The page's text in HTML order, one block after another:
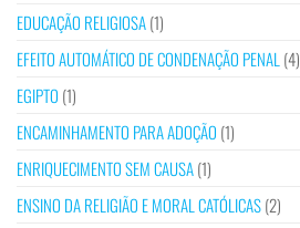
EDUCAÇÃO RELIGIOSA(1)
EFEITO AUTOMÁTICO DE CONDENAÇÃO PENAL (4)
EGIPTO (1)
ENCAMINHAMENTO PARA ADOÇÃO (1)
ENRIQUECIMENTO SEM CAUSA(1)
ENSINO DA RELIGIÃO E MORAL CATÓLICAS(2)